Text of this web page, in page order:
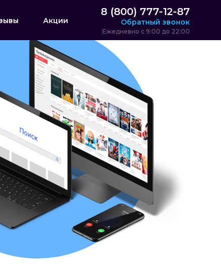
Акции
8 (800) 777-12-87
Обратный звонок
Ежедневно с 9:00 до 22:00